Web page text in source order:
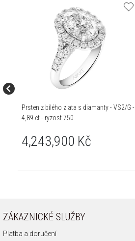
Prsten z bílého zlata s diamanty - VS2/G -
4,89 ct - ryzost 750
4,243,900 Kč
ZÁKAZNICKÉ SLUŽBY
Platba a doručení